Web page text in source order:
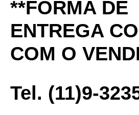
**FORMA DE
ENTREGA
COM O
Tel. (11)9-